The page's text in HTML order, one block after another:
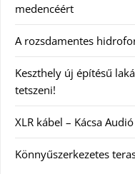
medencéért
A rozsdamentes
Keszthely új építésű
tetszeni!
XLR kábel – Kácsa
Könnyűszerkezetes